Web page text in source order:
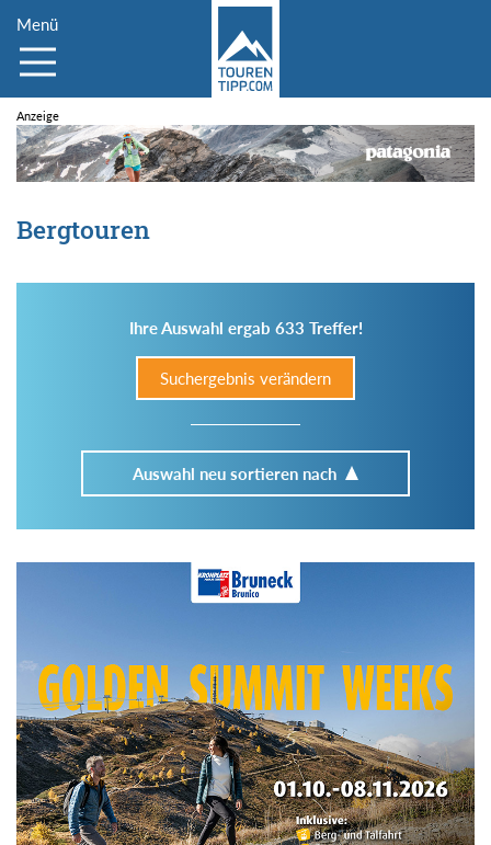
Menü
Bergtouren
Ihre Auswahl ergab 633 Treffer!
Suchergebnis verändern
Auswahl neu sortieren nach
Im Tourenarchiv suchen
Region:
Gebirge: